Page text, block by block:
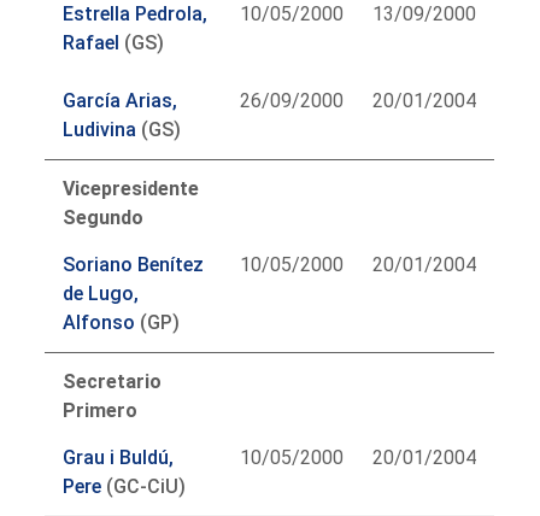
Estrella Pedrola,
Rafael (GS)
10/05/2000 13/09/2000
García Arias,
Ludivina (GS)
26/09/2000 20/01/2004
Vicepresidente
Segundo
Soriano Benítez
de Lugo,
Alfonso (GP)
10/05/2000 20/01/2004
Secretario
Primero
Grau i Buldú,
Pere (GC-CiU)
10/05/2000 20/01/2004